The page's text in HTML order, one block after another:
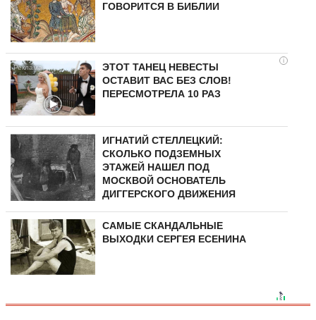
ГОВОРИТСЯ В БИБЛИИ
i
ЭТОТ ТАНЕЦ НЕВЕСТЫ
ОСТАВИТ ВАС БЕЗ СЛОВ!
ПЕРЕСМОТРЕЛА 10 РАЗ
ИГНАТИЙ СТЕЛЛЕЦКИЙ:
СКОЛЬКО ПОДЗЕМНЫХ
ЭТАЖЕЙ НАШЕЛ ПОД
МОСКВОЙ ОСНОВАТЕЛЬ
ДИГГЕРСКОГО ДВИЖЕНИЯ
САМЫЕ СКАНДАЛЬНЫЕ
ВЫХОДКИ СЕРГЕЯ ЕСЕНИНА